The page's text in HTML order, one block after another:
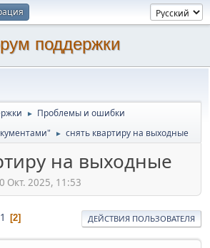
поддержки
► Проблемы и ошибки
► снять квартиру на выходные
на выходные
Окт. 2025, 11:53
1 2 ДЕЙСТВИЯ ПОЛЬЗОВАТЕЛЯ